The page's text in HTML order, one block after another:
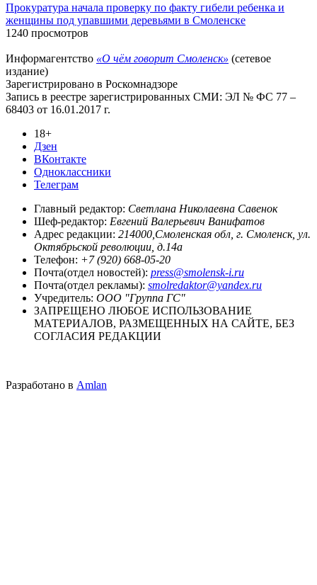
Прокуратура начала проверку по факту гибели ребенка и
женщины под упавшими деревьями в Смоленске
1240 просмотров
Информагентство «О чём говорит Смоленск» (сетевое
издание)
Зарегистрировано в Роскомнадзоре
Запись в реестре зарегистрированных СМИ: ЭЛ № ФС 77 –
68403 от 16.01.2017 г.
18+
Дзен
ВКонтакте
Одноклассники
Телеграм
Главный редактор: Светлана Николаевна Савенок
Шеф-редактор: Евгений Валерьевич Ванифатов
Адрес редакции: 214000,Смоленская обл, г. Смоленск, ул.
Октябрьской революции, д.14а
Телефон: +7 (920) 668-05-20
Почта(отдел новостей): press@smolensk-i.ru
Почта(отдел рекламы): smolredaktor@yandex.ru
Учредитель: ООО "Группа ГС"
ЗАПРЕЩЕНО ЛЮБОЕ ИСПОЛЬЗОВАНИЕ
МАТЕРИАЛОВ, РАЗМЕЩЕННЫХ НА САЙТЕ, БЕЗ
СОГЛАСИЯ РЕДАКЦИИ
Разработано в Amlan